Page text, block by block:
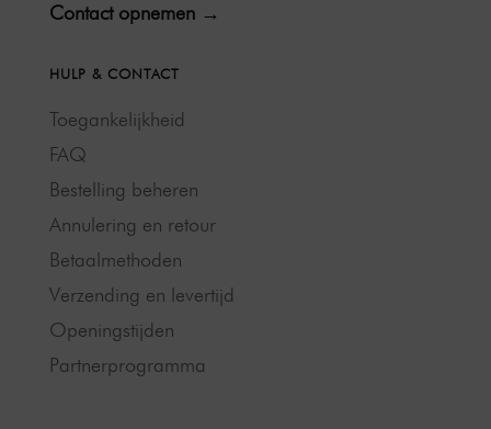
Contact opnemen →
HULP & CONTACT
Toegankelijkheid
FAQ
Bestelling beheren
Annulering en retour
Betaalmethoden
Verzending en levertijd
Openingstijden
Partnerprogramma